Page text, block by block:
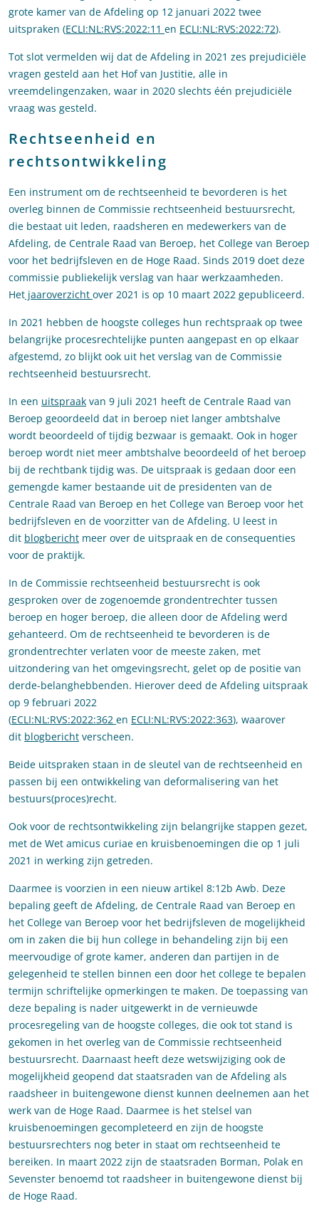
grote kamer van de Afdeling op 12 januari 2022 twee
uitspraken (ECLI:NL:RVS:2022:11 en ECLI:NL:RVS:2022:72).
Tot slot vermelden wij dat de Afdeling in 2021 zes prejudiciële
vragen gesteld aan het Hof van Justitie, alle in
vreemdelingenzaken, waar in 2020 slechts één prejudiciële
vraag was gesteld.
Rechtseenheid en
rechtsontwikkeling
Een instrument om de rechtseenheid te bevorderen is het
overleg binnen de Commissie rechtseenheid bestuursrecht,
die bestaat uit leden, raadsheren en medewerkers van de
Afdeling, de Centrale Raad van Beroep, het College van Beroep
voor het bedrijfsleven en de Hoge Raad. Sinds 2019 doet deze
commissie publiekelijk verslag van haar werkzaamheden.
Het jaaroverzicht over 2021 is op 10 maart 2022 gepubliceerd.
In 2021 hebben de hoogste colleges hun rechtspraak op twee
belangrijke procesrechtelijke punten aangepast en op elkaar
afgestemd, zo blijkt ook uit het verslag van de Commissie
rechtseenheid bestuursrecht.
In een uitspraak van 9 juli 2021 heeft de Centrale Raad van
Beroep geoordeeld dat in beroep niet langer ambtshalve
wordt beoordeeld of tijdig bezwaar is gemaakt. Ook in hoger
beroep wordt niet meer ambtshalve beoordeeld of het beroep
bij de rechtbank tijdig was. De uitspraak is gedaan door een
gemengde kamer bestaande uit de presidenten van de
Centrale Raad van Beroep en het College van Beroep voor het
bedrijfsleven en de voorzitter van de Afdeling. U leest in
dit blogbericht meer over de uitspraak en de consequenties
voor de praktijk.
In de Commissie rechtseenheid bestuursrecht is ook
gesproken over de zogenoemde grondentrechter tussen
beroep en hoger beroep, die alleen door de Afdeling werd
gehanteerd. Om de rechtseenheid te bevorderen is de
grondentrechter verlaten voor de meeste zaken, met
uitzondering van het omgevingsrecht, gelet op de positie van
derde-belanghebbenden. Hierover deed de Afdeling uitspraak
op 9 februari 2022
(ECLI:NL:RVS:2022:362 en ECLI:NL:RVS:2022:363), waarover
dit blogbericht verscheen.
Beide uitspraken staan in de sleutel van de rechtseenheid en
passen bij een ontwikkeling van deformalisering van het
bestuurs(proces)recht.
Ook voor de rechtsontwikkeling zijn belangrijke stappen gezet,
met de Wet amicus curiae en kruisbenoemingen die op 1 juli
2021 in werking zijn getreden.
Daarmee is voorzien in een nieuw artikel 8:12b Awb. Deze
bepaling geeft de Afdeling, de Centrale Raad van Beroep en
het College van Beroep voor het bedrijfsleven de mogelijkheid
om in zaken die bij hun college in behandeling zijn bij een
meervoudige of grote kamer, anderen dan partijen in de
gelegenheid te stellen binnen een door het college te bepalen
termijn schriftelijke opmerkingen te maken. De toepassing van
deze bepaling is nader uitgewerkt in de vernieuwde
procesregeling van de hoogste colleges, die ook tot stand is
gekomen in het overleg van de Commissie rechtseenheid
bestuursrecht. Daarnaast heeft deze wetswijziging ook de
mogelijkheid geopend dat staatsraden van de Afdeling als
raadsheer in buitengewone dienst kunnen deelnemen aan het
werk van de Hoge Raad. Daarmee is het stelsel van
kruisbenoemingen gecompleteerd en zijn de hoogste
bestuursrechters nog beter in staat om rechtseenheid te
bereiken. In maart 2022 zijn de staatsraden Borman, Polak en
Sevenster benoemd tot raadsheer in buitengewone dienst bij
de Hoge Raad.